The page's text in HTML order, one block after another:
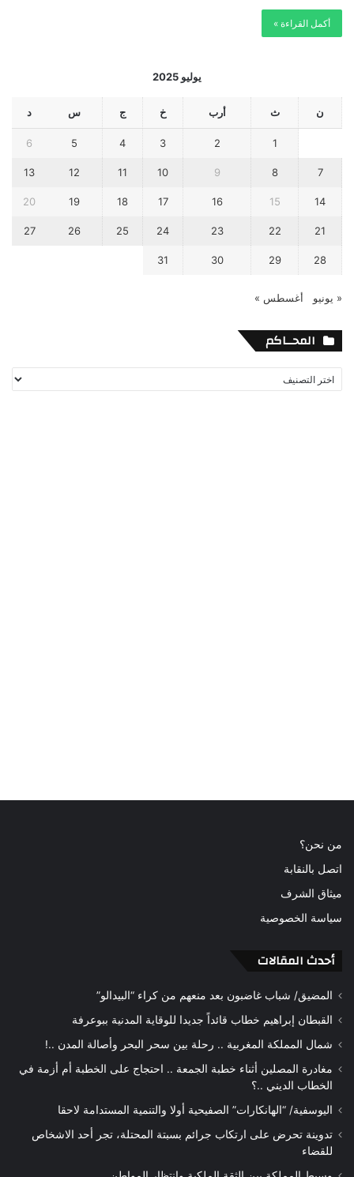
أكمل القراءة »
يوليو 2025
ن ث أرب خ ج س د
1
2
3
4
5
6
7
8
9
10
11
12
13
14
15
16
17
18
19
20
21
22
23
24
25
26
27
28
29
30
31
« يونيو أغسطس »
المحــاكم
المحــاكم
من نحن؟
اتصل بالنقابة
ميثاق الشرف
سياسة الخصوصية
أحدث المقالات
المضيق/ شباب غاضبون بعد منعهم من كراء “البيدالو”
القبطان إبراهيم خطاب قائداً جديدا للوقاية المدنية ببوعرفة
شمال المملكة المغربية .. رحلة بين سحر البحر وأصالة المدن ..!
مغادرة المصلين أثناء خطبة الجمعة .. احتجاج على الخطبة أم أزمة في
الخطاب الديني ..؟
اليوسفية/ “الهانكارات” الصفيحية أولا والتنمية المستدامة لاحقا
تدوينة تحرض على ارتكاب جرائم بسبتة المحتلة، تجر أحد الاشخاص
للقضاء